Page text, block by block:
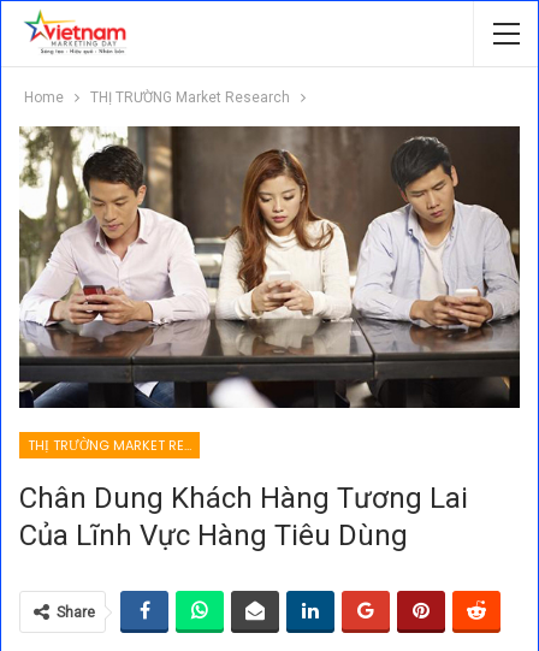
Home THỊ TRƯỜNG Market Research
THỊ TRƯỜNG MARKET RESEARCH
Chân Dung Khách Hàng Tương Lai
Của Lĩnh Vực Hàng Tiêu Dùng
Share